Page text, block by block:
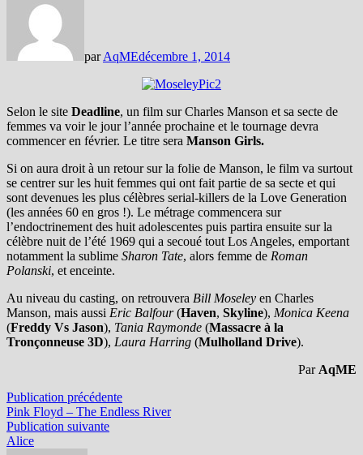
parAqMEdécembre 1, 2014
Selon le site Deadline, un film sur Charles Manson et sa secte de
femmes va voir le jour l’année prochaine et le tournage devra
commencer en février. Le titre sera Manson Girls.
Si on aura droit à un retour sur la folie de Manson, le film va surtout
se centrer sur les huit femmes qui ont fait partie de sa secte et qui
sont devenues les plus célèbres serial-killers de la Love Generation
(les années 60 en gros !). Le métrage commencera sur
l’endoctrinement des huit adolescentes puis partira ensuite sur la
célèbre nuit de l’été 1969 qui a secoué tout Los Angeles, emportant
notamment la sublime Sharon Tate, alors femme de Roman
Polanski, et enceinte.
Au niveau du casting, on retrouvera Bill Moseley en Charles
Manson, mais aussi Eric Balfour(Haven, Skyline), Monica Keena
(Freddy Vs Jason), Tania Raymonde (Massacre à la
Tronçonneuse 3D), Laura Harring (Mulholland Drive).
Par AqME
Navigation
de
l’article
Publication précédentePublication
précédente :
Pink Floyd – The Endless River
Publication suivantePublication
Alice